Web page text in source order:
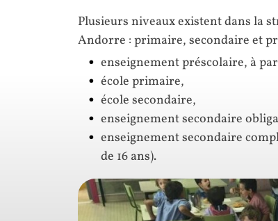
Plusieurs niveaux existent dans la
Andorre : primaire, secondaire et
enseignement préscolaire, à
école primaire,
école secondaire,
enseignement secondaire
enseignement secondaire
de 16 ans).